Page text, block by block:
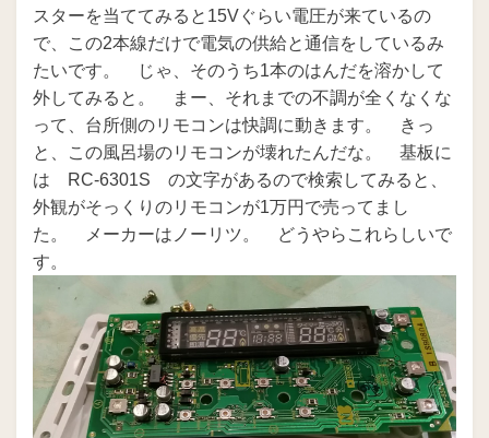
スターを当ててみると15Vぐらい電圧が来ているの
で、この2本線だけで電気の供給と通信をしているみ
たいです。 じゃ、そのうち1本のはんだを溶かして
外してみると。 まー、それまでの不調が全くなくな
って、台所側のリモコンは快調に動きます。 きっ
と、この風呂場のリモコンが壊れたんだな。 基板に
は RC-6301S の文字があるので検索してみると、
外観がそっくりのリモコンが1万円で売ってまし
た。 メーカーはノーリツ。 どうやらこれらしいで
す。